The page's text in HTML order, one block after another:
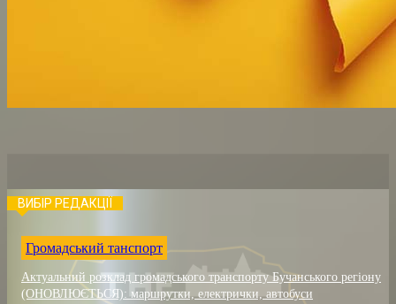
ВИБІР РЕДАКЦІЇ
Громадський танспорт
Актуальний розклад громадського транспорту Бучанського регіону
(ОНОВЛЮЄТЬСЯ): маршрутки, електрички, автобуси